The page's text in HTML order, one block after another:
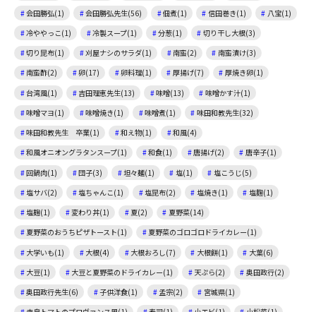
会田勝弘(1)
会田勝弘先生(56) 佃煮(1) 信田巻き(1)
八宝(1)
冷ややっこ(1)
冷製スープ(1) 分葱(1)
切り干し大根(3)
切り昆布(1)
刈屋ナシのサラダ(1) 南蛮(2)
南蛮漬け(3)
南蛮酢(2)
卵(17) 卵料理(1) 厚揚げ(7)
厚焼き卵(1)
台湾風(1)
吉田理恵先生(13) 味噌(13)
味噌かす汁(1)
味噌マヨ(1)
味噌焼き(1) 味噌煮(1)
味田和教先生(32)
味田和教先生 卒業(1)
和え物(1)
和風(4)
和風オニオングラタンスープ(1)
和食(1) 唐揚げ(2)
唐辛子(1)
回鍋肉(1)
団子(3) 坦々麺(1) 塩(1)
塩こうじ(5)
塩サバ(2)
塩ちゃんこ(1) 塩昆布(2) 塩焼き(1)
塩麴(1)
塩麹(1)
変わり丼(1) 夏(2)
夏野菜(14)
夏野菜のおうちピザトースト(1)
夏野菜のゴロゴロドライカレー(1)
大学いも(1)
大根(4) 大根おろし(7) 大根餅(1)
大葉(6)
大豆(1)
大豆と夏野菜のドライカレー(1) 天ぷら(2)
奥田政行(2)
奥田政行先生(6)
子供洋食(1) 孟宗(2)
宮城県(1)